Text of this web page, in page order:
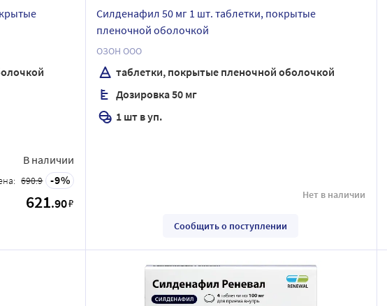
В наличии
690.9 9
621.90₽
Силденафил 50 мг 1 шт. таблетки, покрытые
пленочной оболочкой
ОЗОН ООО
таблетки, покрытые пленочной оболочкой
Дозировка 50 мг
1 шт в уп.
Нет в наличии
Сообщить о поступлении